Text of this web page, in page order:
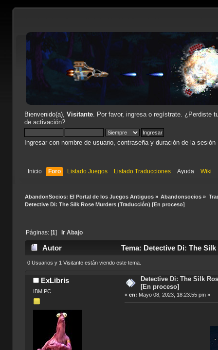
Bienvenido(a), Visitante. Por favor, ingresao regístrate. ¿Perdiste
de activación?
Ingresar con nombre de usuario, contraseña y duración de la sesión
Inicio Foro Listado Juegos Listado Traducciones Ayuda Wiki
AbandonSocios: El Portal de los Juegos Antiguos» Abandonsocios »
Detective Di: The Silk Rose Murders (Traducción) [En proceso]
Páginas: [1] Ir Abajo
Autor Tema: Detective Di: The
0 Usuarios y 1 Visitante están viendo este tema.
ExLibris
IBM PC
Detective Di: The Silk
[En proceso]
«en: Mayo 08, 2023, 18:23:55 pm »